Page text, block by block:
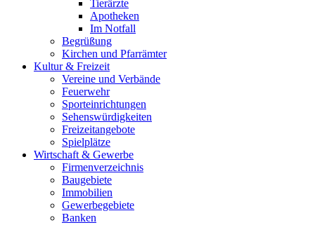
Tierärzte
Apotheken
Im Notfall
Begrüßung
Kirchen und Pfarrämter
Kultur & Freizeit
Vereine und Verbände
Feuerwehr
Sporteinrichtungen
Sehenswürdigkeiten
Freizeitangebote
Spielplätze
Wirtschaft & Gewerbe
Firmenverzeichnis
Baugebiete
Immobilien
Gewerbegebiete
Banken